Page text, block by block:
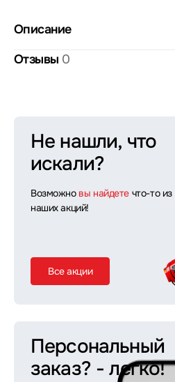
Описание
Отзывы 0
Не нашли, что
искали?
Возможно вы найдете что-то из
наших акций!
Все акции
Персональный
заказ? - легко!